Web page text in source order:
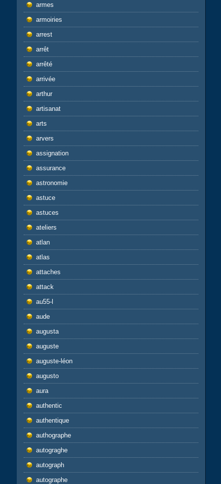
armes
armoiries
arrest
arrêt
arrêté
arrivée
arthur
artisanat
arts
arvers
assignation
assurance
astronomie
astuce
astuces
ateliers
atlan
atlas
attaches
attack
au55-l
aude
augusta
auguste
auguste-léon
augusto
aura
authentic
authentique
authographe
autograghe
autograph
autographe